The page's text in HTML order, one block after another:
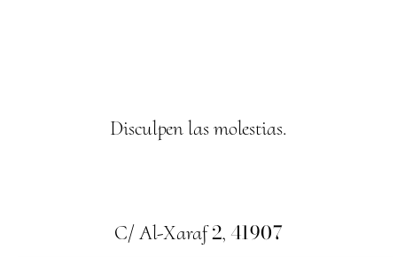
Disculpen las molestias.
C/ Al-Xaraf2, 41907